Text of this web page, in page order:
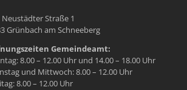
Neustädter Straße 1
Grünbach am Schneeberg
Gemeindeamt:
8.00 – 12.00 Uhr und 14.00 – 18.00 Uhr
und Mittwoch: 8.00 – 12.00 Uhr
8.00 – 12.00 Uhr